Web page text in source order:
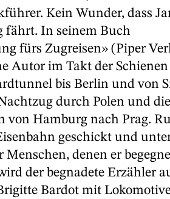
Kein Wunder, dass
fährt. In seinem Buch
fürs Zugreisen» (Piper
Autor im Takt der
bis Berlin und von
durch Polen und
von Hamburg nach Prag.
geschickt und
Menschen, denen er
der begnadete Erzähler
Bardot mit